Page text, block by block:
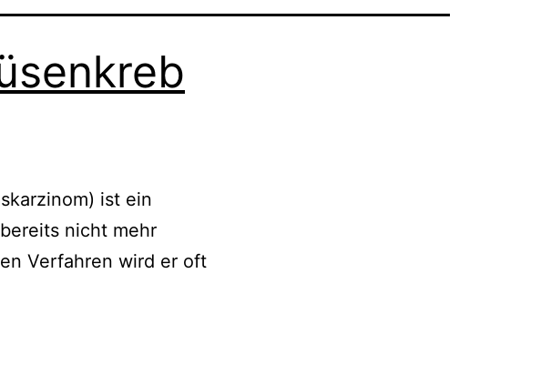
ist ein
nicht mehr
Verfahren wird er oft